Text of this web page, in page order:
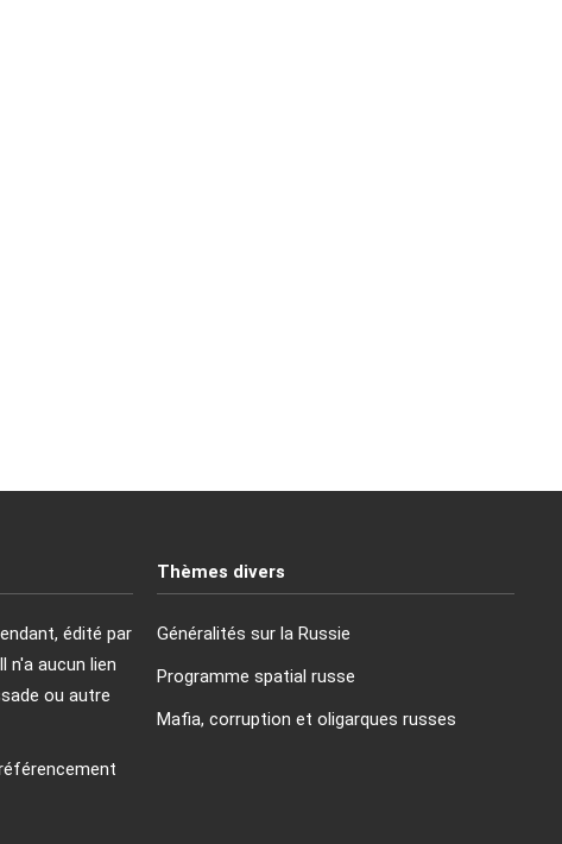
édité par
n'a aucun lien
ou autre
Thèmes divers
Généralités sur la Russie
Programme spatial russe
Mafia, corruption et oligarques russes